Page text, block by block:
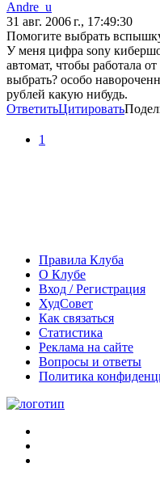
Andre_u
31 авг. 2006 г., 17:49:30
Помогите выбрать
У меня цифра sony
автомат, чтобы работала
выбрать? особо
рублей какую нибудь.
ОтветитьЦитировать
1
Правила Клуба
О Клубе
Вход / Регистрация
ХудСовет
Как связаться
Статистика
Реклама на сайте
Вопросы и ответы
Политика